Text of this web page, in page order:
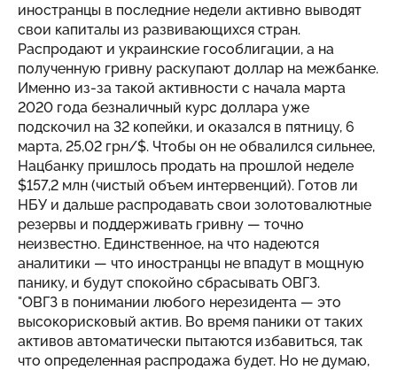
иностранцы в последние недели активно выводят
свои капиталы из развивающихся стран.
Распродают и украинские гособлигации, а на
полученную гривну раскупают доллар на межбанке.
Именно из-за такой активности с начала марта
2020 года безналичный курс доллара уже
подскочил на 32 копейки, и оказался в пятницу, 6
марта, 25,02 грн/$. Чтобы он не обвалился сильнее,
Нацбанку пришлось продать на прошлой неделе
$157,2 млн (чистый объем интервенций). Готов ли
НБУ и дальше распродавать свои золотовалютные
резервы и поддерживать гривну — точно
неизвестно. Единственное, на что надеются
аналитики — что иностранцы не впадут в мощную
панику, и будут спокойно сбрасывать ОВГЗ.
"ОВГЗ в понимании любого нерезидента — это
высокорисковый актив. Во время паники от таких
активов автоматически пытаются избавиться, так
что определенная распродажа будет. Но не думаю,